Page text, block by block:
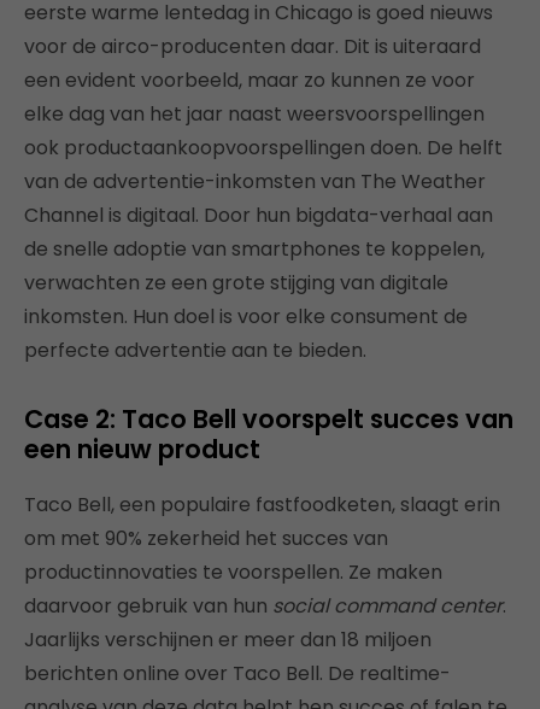
eerste warme lentedag in Chicago is goed nieuws
voor de airco-producenten daar. Dit is uiteraard
een evident voorbeeld, maar zo kunnen ze voor
elke dag van het jaar naast weersvoorspellingen
ook productaankoopvoorspellingen doen. De helft
van de advertentie-inkomsten van The Weather
Channel is digitaal. Door hun bigdata-verhaal aan
de snelle adoptie van smartphones te koppelen,
verwachten ze een grote stijging van digitale
inkomsten. Hun doel is voor elke consument de
perfecte advertentie aan te bieden.
Case 2: Taco Bell voorspelt succes van
een nieuw product
Taco Bell, een populaire fastfoodketen, slaagt erin
om met 90% zekerheid het succes van
productinnovaties te voorspellen. Ze maken
daarvoor gebruik van hun social command center.
Jaarlijks verschijnen er meer dan 18 miljoen
berichten online over Taco Bell. De realtime-